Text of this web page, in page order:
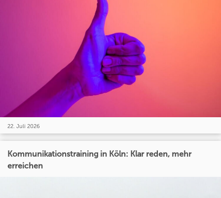
22. Juli 2026
Kommunikationstraining in Köln: Klar reden, mehr
erreichen